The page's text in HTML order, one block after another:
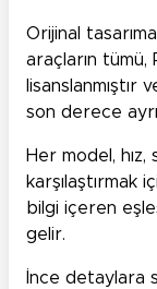
Orijinal
araçların
lisanslanmıştır
son derece
Her model, hız,
karşılaştırmak
bilgi içeren
gelir.
İnce detaylara